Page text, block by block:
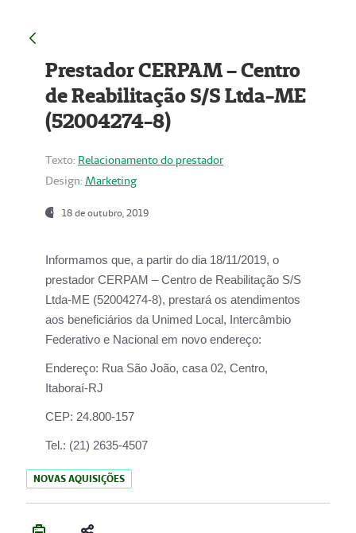
Prestador CERPAM – Centro
de Reabilitação S/S Ltda-ME
(52004274-8)
Texto: Relacionamento do prestador
Design: Marketing
18 de outubro, 2019
Informamos que, a partir do dia 18/11/2019, o
prestador CERPAM – Centro de Reabilitação S/S
Ltda-ME (52004274-8), prestará os atendimentos
aos beneficiários da Unimed Local, Intercâmbio
Federativo e Nacional em novo endereço:
Endereço: Rua São João, casa 02, Centro,
Itaboraí-RJ
CEP: 24.800-157
Tel.: (21) 2635-4507
NOVAS AQUISIÇÕES